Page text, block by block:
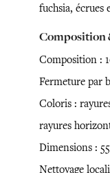
fuchsia, écrues
Composition
Composition :
Fermeture par
Coloris :
rayures
Dimensions :
Nettoyage